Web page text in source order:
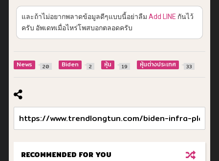
และถ้าไม่อยากพลาดข้อมูลดีๆแบบนี้อย่าลืม Add LINE กันไว้
ครับ อัพเดทเมื่อไหร่โพสบอกตลอดครับ
News 20 Biden 2 หุ้น 19 หุ้นต่างประเทศ 33
RECOMMENDED FOR YOU